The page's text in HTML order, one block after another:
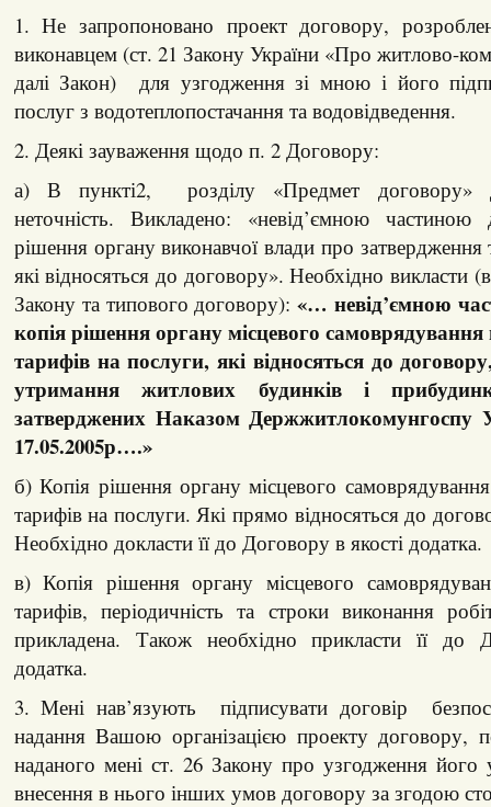
1. Не запропоновано проект договору,
виконавцем (ст. 21 Закону України «Про житлово-
далі Закон) для узгодження зі мною і його
послуг з водотеплопостачання та водовідведення.
2. Деякі зауваження щодо п. 2 Договору:
а) В пункті2, розділу «Предмет договору»
неточність. Викладено: «невід’ємною
рішення органу виконавчої влади про
які відносяться до договору». Необхідно викласти
Закону та типового договору):«… невід’ємною
копія рішення органу місцевого
тарифів на послуги, які відносяться до
утримання житлових будинків і
затверджених Наказом Держжитлокомунгоспу
17.05.2005р….»
б) Копія рішення органу місцевого
тарифів на послуги. Які прямо відносяться до
Необхідно докласти її до Договору в якості додатка.
в) Копія рішення органу місцевого
тарифів, періодичність та строки виконання
прикладена. Також необхідно прикласти її до
додатка.
3. Мені нав’язують підписувати договір
надання Вашою організацією проекту договору,
наданого мені ст. 26 Закону про узгодження його
внесення в нього інших умов договору за згодою